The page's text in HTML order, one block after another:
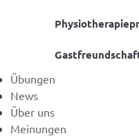
Übungen
News
Über uns
Meinungen